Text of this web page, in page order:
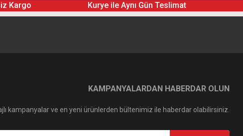
Kargo Kurye ile Aynı Gün Teslimat
KAMPANYALARDAN HABERDAR OLUN
kampanyalar ve en yeni ürünlerden bültenimiz ile haberdar olabilirsiniz.